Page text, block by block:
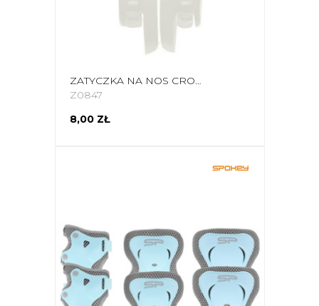
ZATYCZKA NA NOS CROWELL AC 5 BIAŁA
Z0847
8,00 ZŁ